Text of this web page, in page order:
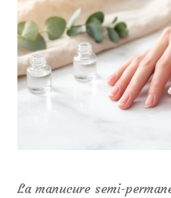
La manucure semi-